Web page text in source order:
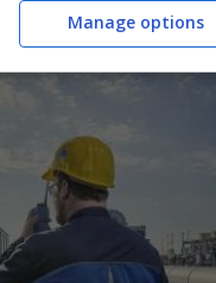
Manage options